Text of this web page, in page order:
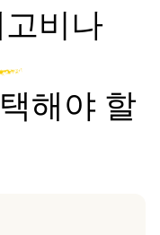
비나
해야 할